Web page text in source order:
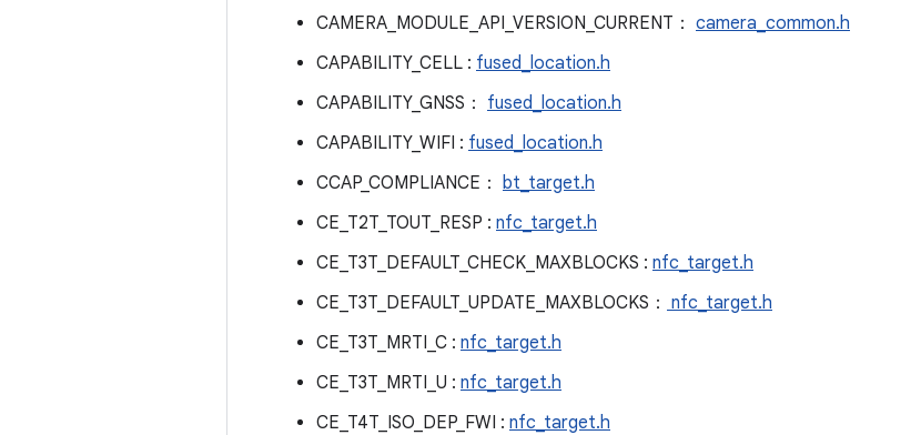
CAMERA_MODULE_API_VERSION_CURRENT： camera_common.h
CAPABILITY_CELL : fused_location.h
CAPABILITY_GNSS： fused_location.h
CAPABILITY_WIFI : fused_location.h
CCAP_COMPLIANCE： bt_target.h
CE_T2T_TOUT_RESP : nfc_target.h
CE_T3T_DEFAULT_CHECK_MAXBLOCKS : nfc_target.h
CE_T3T_DEFAULT_UPDATE_MAXBLOCKS： nfc_target.h
CE_T3T_MRTI_C : nfc_target.h
CE_T3T_MRTI_U : nfc_target.h
CE_T4T_ISO_DEP_FWI : nfc_target.h